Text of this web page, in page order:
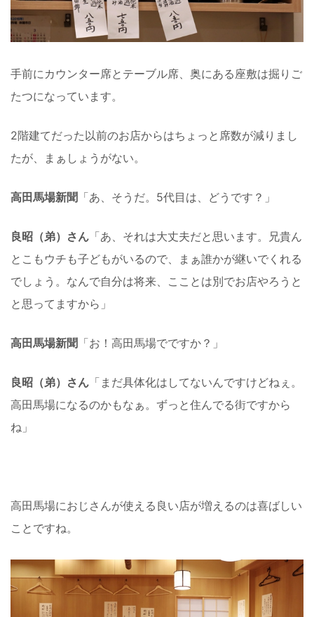
手前にカウンター席とテーブル席、奥にある座敷は掘りご
たつになっています。
2階建てだった以前のお店からはちょっと席数が減りまし
たが、まぁしょうがない。
高田馬場新聞 「あ、そうだ。5代目は、どうです？」
良昭（弟）さん 「あ、それは大丈夫だと思います。兄貴ん
とこもウチも子どもがいるので、まぁ誰かが継いでくれる
でしょう。なんで自分は将来、こことは別でお店やろうと
と思ってますから」
高田馬場新聞 「お！高田馬場でですか？」
良昭（弟）さん 「まだ具体化はしてないんですけどねぇ。
高田馬場になるのかもなぁ。ずっと住んでる街ですから
ね」
高田馬場におじさんが使える良い店が増えるのは喜ばしい
ことですね。